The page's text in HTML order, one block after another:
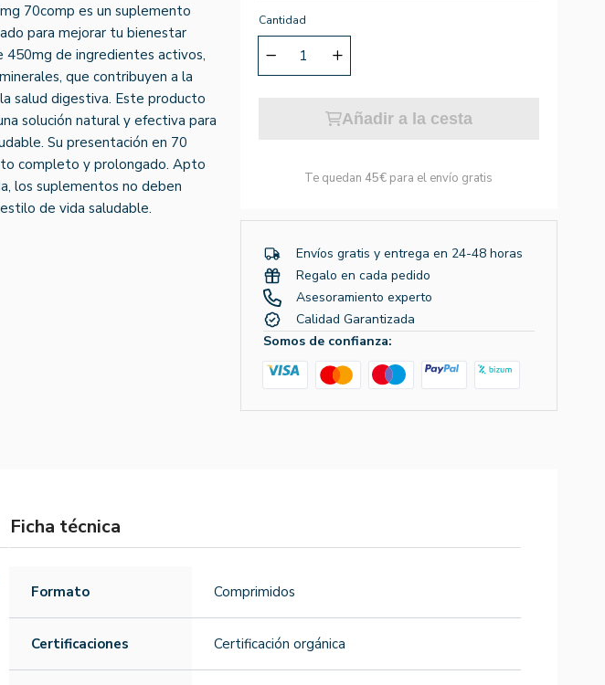
70comp es un suplemento
para mejorar tu bienestar
450mg de ingredientes activos,
que contribuyen a la
salud digestiva. Este producto
solución natural y efectiva para
Su presentación en 70
completo y prolongado. Apto
los suplementos no deben
de vida saludable.
Cantidad
Añadir a la cesta
Te quedan 45€ para el envío gratis
Envíos gratis y entrega en 24-48 horas
Regalo en cada pedido
Asesoramiento experto
Calidad Garantizada
Somos de confianza:
Ficha técnica
Formato Comprimidos
Certificaciones Certificación orgánica